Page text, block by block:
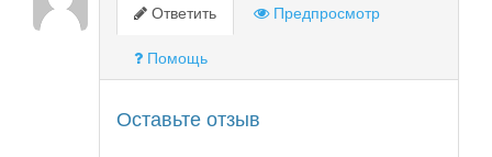
Ответить Предпросмотр
Помощь
Оставьте отзыв